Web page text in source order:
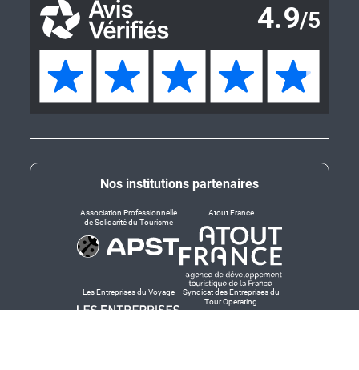
Nos institutions partenaires
Association Professionnelle
de Solidarité du Tourisme
Atout France
Les Entreprises du Voyage
Syndicat des Entreprises du
Tour Operating